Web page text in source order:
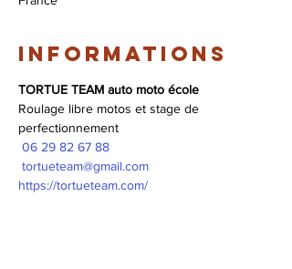
Informations
TORTUE TEAM auto moto école
Roulage libre motos et stage de
perfectionnement
06 29 82 67 88
tortueteam@gmail.com
https://tortueteam.com/